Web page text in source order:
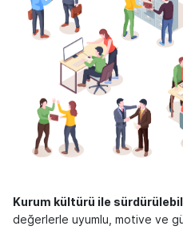
Kurum kültürü ile
değerlerle uyumlu, motive ve